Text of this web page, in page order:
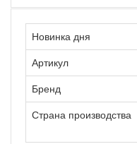
Новинка дня
Артикул
Бренд
Страна производства